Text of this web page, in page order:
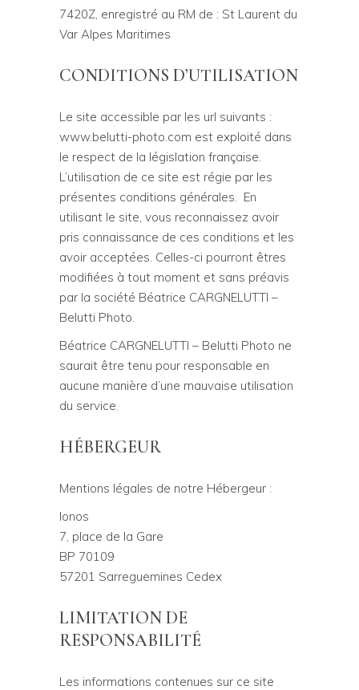
7420Z, enregistré au RM de : St Laurent du
Var Alpes Maritimes
CONDITIONS D’UTILISATION
Le site accessible par les url suivants :
www.belutti-photo.com est exploité dans
le respect de la législation française.
L’utilisation de ce site est régie par les
présentes conditions générales. En
utilisant le site, vous reconnaissez avoir
pris connaissance de ces conditions et les
avoir acceptées. Celles-ci pourront êtres
modifiées à tout moment et sans préavis
par la société Béatrice CARGNELUTTI –
Belutti Photo.
Béatrice CARGNELUTTI – Belutti Photo ne
saurait être tenu pour responsable en
aucune manière d’une mauvaise utilisation
du service.
HÉBERGEUR
Mentions légales de notre Hébergeur :
Ionos
7, place de la Gare
BP 70109
57201 Sarreguemines Cedex
LIMITATION DE
RESPONSABILITÉ
Les informations contenues sur ce site